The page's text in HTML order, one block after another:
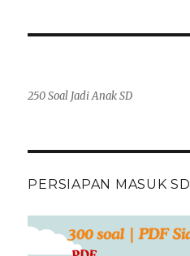
250 Soal Jadi Anak SD
PERSIAPAN MASUK SD